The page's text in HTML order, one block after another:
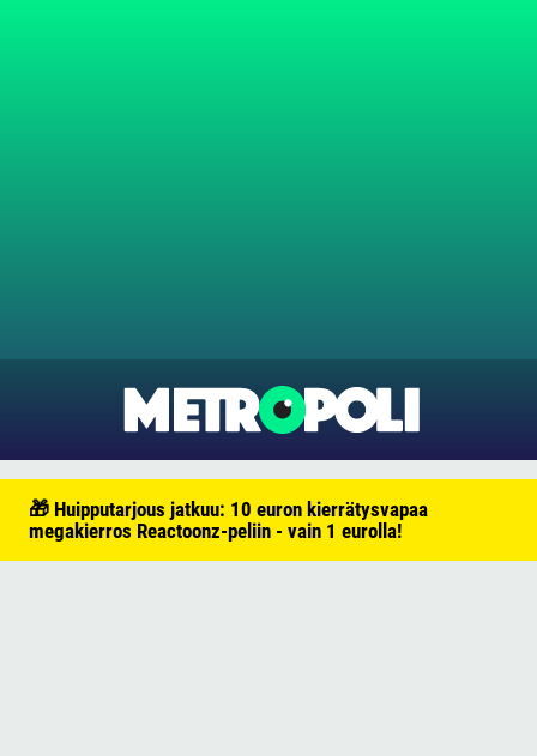
🎁 Huipputarjous jatkuu: 10 euron kierrätysvapaa
megakierros Reactoonz-peliin - vain 1 eurolla!